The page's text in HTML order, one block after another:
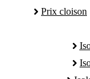
Prix cloison